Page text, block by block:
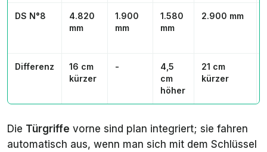
DS N°8
4.820
mm
1.900
mm
1.580
mm
2.900 mm
Differenz
16 cm
kürzer
-
4,5
cm
höher
21 cm
kürzer
Die Türgriffe vorne sind plan integriert; sie fahren
automatisch aus, wenn man sich mit dem Schlüssel